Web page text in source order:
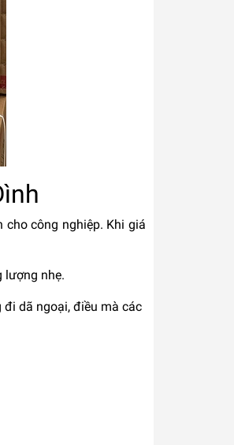
công nghiệp. Khi giá
lượng nhẹ.
đi dã ngoại, điều mà các